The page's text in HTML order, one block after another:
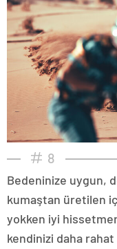
8
Bedeninize uygun,
kumaştan üretilen
yokken iyi
kendinizi daha